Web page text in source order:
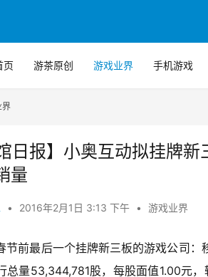
页 游茶原创 游戏业界 手机游戏
界
日报】小奥互动拟挂牌
量
• 2016年2月1日 3:13 下午 • 游戏业界
节前最后一个挂牌新三板的游戏公司
总量53,344,781股，每股面值1.00元